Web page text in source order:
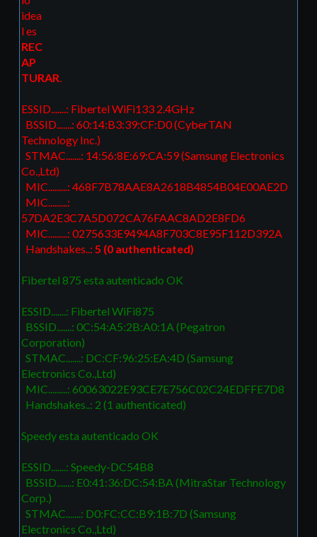
idea
l es
REC
AP
TURAR.
ESSID.......: Fibertel WiFi133 2.4GHz
BSSID.......: 60:14:B3:39:CF:D0 (CyberTAN
Technology Inc.)
STMAC.......: 14:56:8E:69:CA:59 (Samsung Electronics
Co.,Ltd)
MIC.........: 468F7B78AAE8A2618B4854B04E00AE2D
MIC.........:
57DA2E3C7A5D072CA76FAAC8AD2E8FD6
MIC.........: 0275633E9494A8F703C8E95F112D392A
Handshakes..: 5 (0 authenticated)
Fibertel 875 esta autenticado OK
ESSID.......: Fibertel WiFi875
BSSID.......: 0C:54:A5:2B:A0:1A (Pegatron
Corporation)
STMAC.......: DC:CF:96:25:EA:4D (Samsung
Electronics Co.,Ltd)
MIC.........: 60063022E93CE7E756C02C24EDFFE7D8
Handshakes..: 2 (1 authenticated)
Speedy esta autenticado OK
ESSID.......: Speedy-DC54B8
BSSID.......: E0:41:36:DC:54:BA (MitraStar Technology
Corp.)
STMAC.......: D0:FC:CC:B9:1B:7D (Samsung
Electronics Co.,Ltd)